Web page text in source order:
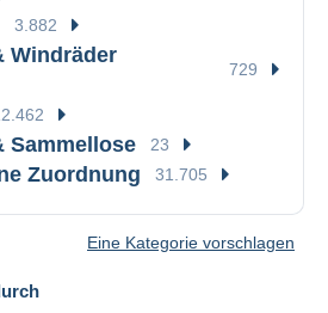
3.882
Windräder
729
Sammellose 23
Zuordnung 31.705
Eine Kategorie vorschlagen